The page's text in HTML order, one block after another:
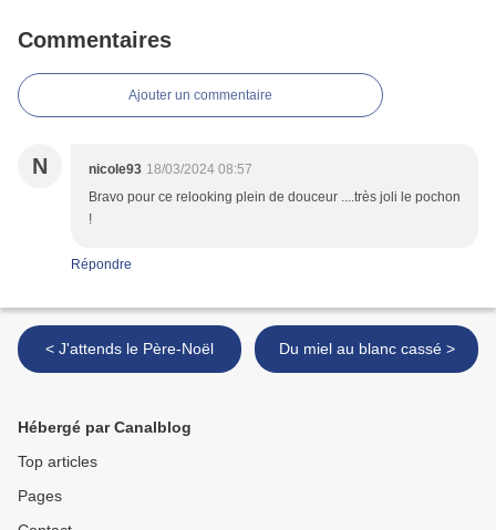
Commentaires
Ajouter un commentaire
N nicole93 18/03/2024 08:57
Bravo pour ce relooking plein de douceur ....très joli le pochon
!
Répondre
< J'attends le Père-Noël Du miel au blanc cassé >
Hébergé par Canalblog
Top articles
Pages